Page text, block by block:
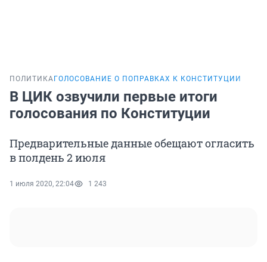
ПОЛИТИКА ГОЛОСОВАНИЕ О ПОПРАВКАХ К КОНСТИТУЦИИ
В ЦИК озвучили первые итоги
голосования по Конституции
Предварительные данные обещают огласить
в полдень 2 июля
1 июля 2020, 22:04 1 243